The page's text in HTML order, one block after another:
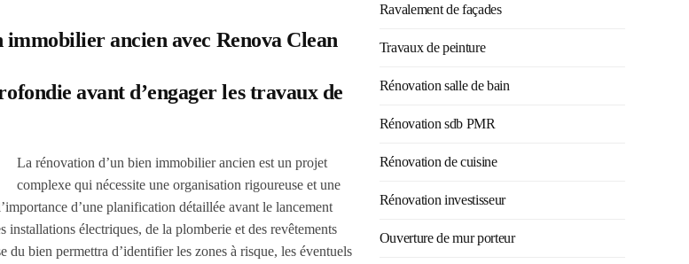
ancien avec Renova Clean
avant d’engager les travaux de
La rénovation d’un bien immobilier ancien est un projet
complexe qui nécessite une organisation rigoureuse et une
d’une planification détaillée avant le lancement
électriques, de la plomberie et des revêtements
du bien permettra d’identifier les zones à risque, les éventuels
Ravalement de façades
Travaux de peinture
Rénovation salle de bain
Rénovation sdb PMR
Rénovation de cuisine
Rénovation investisseur
Ouverture de mur porteur